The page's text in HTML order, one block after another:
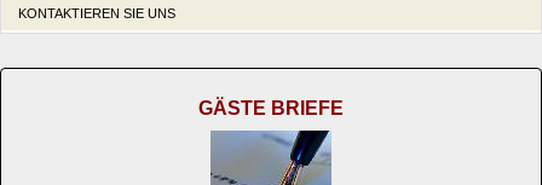
KONTAKTIEREN SIE UNS
GÄSTE BRIEFE